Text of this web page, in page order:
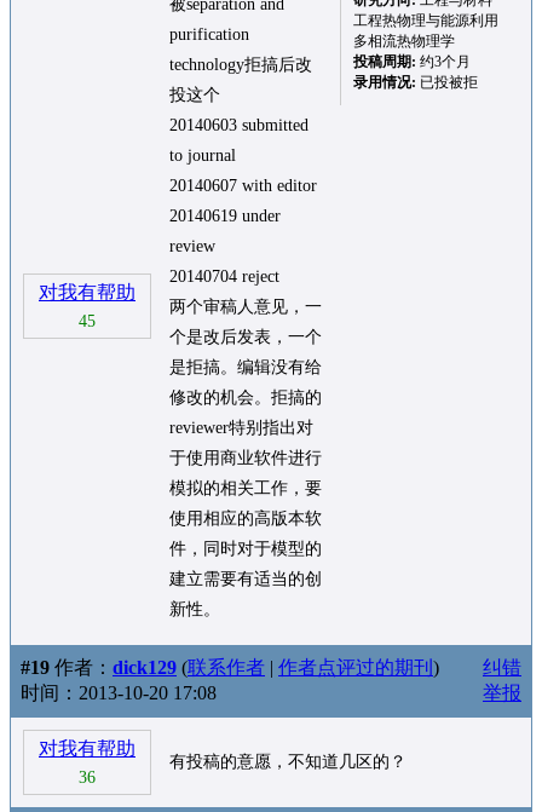
对我有帮助
45
被separation and
purification
technology拒搞后改
投这个
20140603 submitted
to journal
20140607 with editor
20140619 under
review
20140704 reject
两个审稿人意见，一
个是改后发表，一个
是拒搞。编辑没有给
修改的机会。拒搞的
reviewer特别指出对
于使用商业软件进行
模拟的相关工作，要
使用相应的高版本软
件，同时对于模型的
建立需要有适当的创
新性。
工程热物理与能源利用
多相流热物理学
投稿周期: 约3个月
录用情况: 已投被拒
#19 作者： dick129 (联系作者 | 作者点评过的期刊 )
时间：2013-10-20 17:08
纠错
举报
对我有帮助
36
有投稿的意愿，不知道几区的？